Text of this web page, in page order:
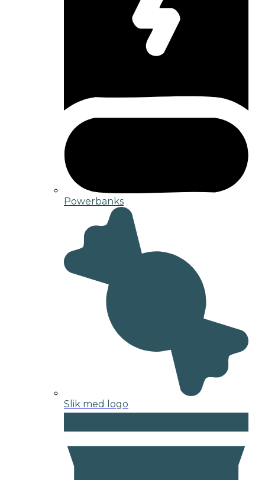
Powerbanks
Slik med logo